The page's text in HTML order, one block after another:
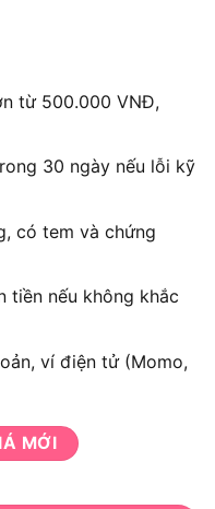
từ 500.000 VNĐ,
30 ngày nếu lỗi kỹ
có tem và chứng
tiền nếu không khắc
ví điện tử (Momo,
MỚI